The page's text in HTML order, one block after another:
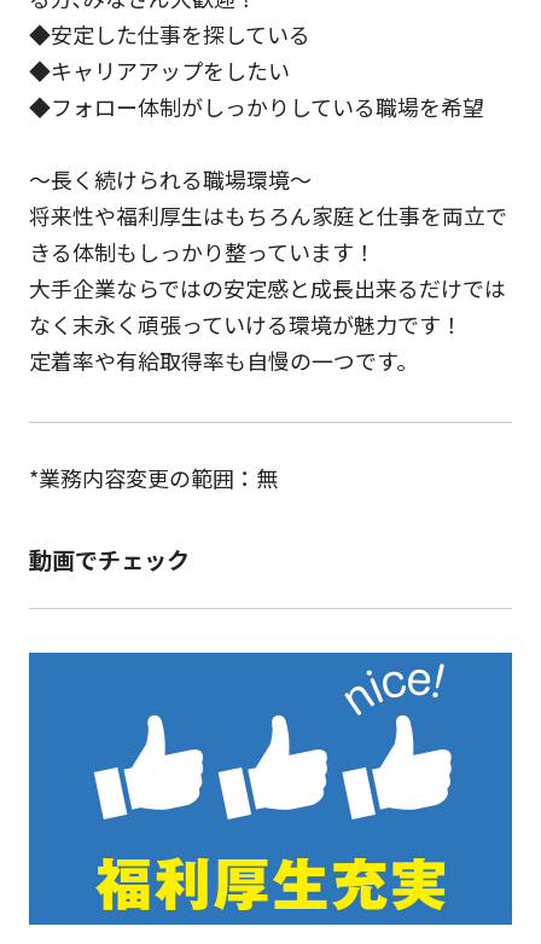
◆安定した仕事を探している
◆キャリアアップをしたい
◆フォロー体制がしっかりしている職場を希望
～長く続けられる職場環境～
将来性や福利厚生はもちろん家庭と仕事を両立で
きる体制もしっかり整っています！
大手企業ならではの安定感と成長出来るだけでは
なく末永く頑張っていける環境が魅力です！
定着率や有給取得率も自慢の一つです。
*業務内容変更の範囲：無
動画でチェック